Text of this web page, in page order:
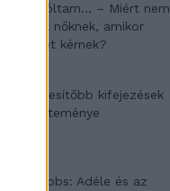
Pedig szóltam… – Miért nem
hiszünk a nőknek, amikor
segítséget kérnek?
A legidegesítőbb kifejezések
laza gyűjteménye
Elyna Robbs: Adéle és az